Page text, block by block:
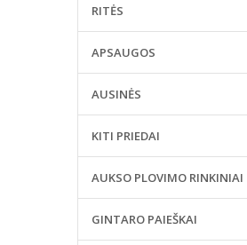
RITĖS
APSAUGOS
AUSINĖS
KITI PRIEDAI
AUKSO PLOVIMO RINKINIAI
GINTARO PAIEŠKAI